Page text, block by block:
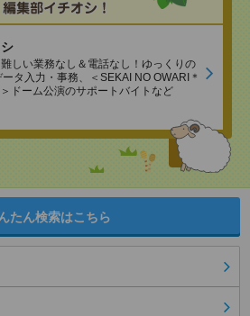
難しい業務なし＆電話なし！ゆっくりの
タ入力・事務、＜SEKAI NO OWARI＊
ドーム公演のサポートバイトなど
たん検索はこちら